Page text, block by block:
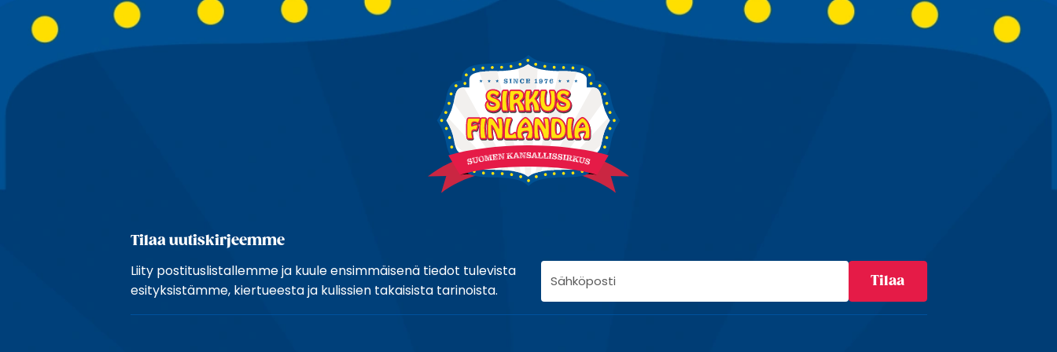
Tilaa uutiskirjeemme
Liity postituslistallemme ja kuule ensimmäisenä tiedot tulevista
esityksistämme, kiertueesta ja kulissien takaisista tarinoista.
h